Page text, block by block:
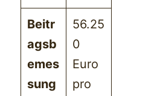
Beitr
agsb
emes
sung
56.25
0
Euro
pro